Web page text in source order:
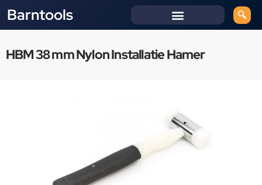
Barntools
HBM 38 mm Nylon Installatie Hamer